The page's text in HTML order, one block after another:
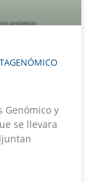
Genómico y
se llevara